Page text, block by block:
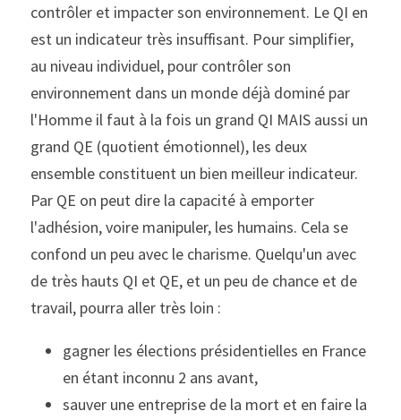
contrôler et impacter son environnement. Le QI en
est un indicateur très insuffisant. Pour simplifier,
au niveau individuel, pour contrôler son
environnement dans un monde déjà dominé par
l'Homme il faut à la fois un grand QI MAIS aussi un
grand QE (quotient émotionnel), les deux
ensemble constituent un bien meilleur indicateur.
Par QE on peut dire la capacité à emporter
l'adhésion, voire manipuler, les humains. Cela se
confond un peu avec le charisme. Quelqu'un avec
de très hauts QI et QE, et un peu de chance et de
travail, pourra aller très loin :
gagner les élections présidentielles en France
en étant inconnu 2 ans avant,
sauver une entreprise de la mort et en faire la